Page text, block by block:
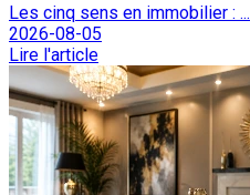
Les cinq sens en immobilier : ...
2026-08-05
Lire l'article